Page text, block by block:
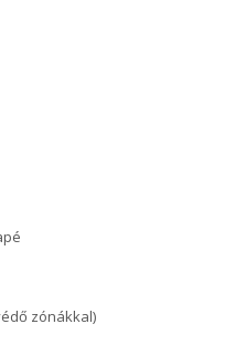
zónákkal)